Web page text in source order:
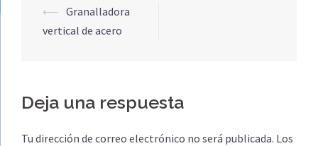
Navegación
de
⟵ Granalladora
vertical de acero
Deja una respuesta
Tu dirección de correo electrónico no será publicada. Los